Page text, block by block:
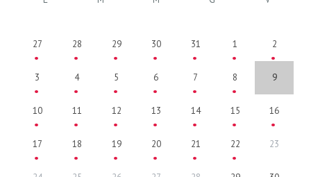
27 28 29 30 31 1 2
3 4 5 6 7 8 9
10 11 12 13 14 15 16
17 18 19 20 21 22 23